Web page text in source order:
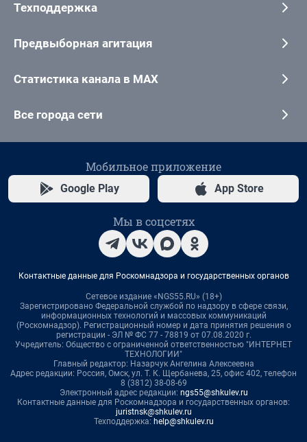
Техподдержка
Предвыборная агитация
Статистика канала в MAX
Все города сети
Мобильное приложение
Google Play App Store
Мы в соцсетях
Контактные данные для Роскомнадзора и государственных органов
Сетевое издание «NGS55.RU» (18+)
Зарегистрировано Федеральной службой по надзору в сфере связи,
информационных технологий и массовых коммуникаций
(Роскомнадзор). Регистрационный номер и дата принятия решения о
регистрации - ЭЛ № ФС 77 - 78819 от 07.08.2020 г.
Учредитель: Общество с ограниченной ответственностью "ИНТЕРНЕТ
ТЕХНОЛОГИИ"
Главный редактор: Назарчук Ангелина Алексеевна
Адрес редакции: Россия, Омск, ул. Т. К. Щербанева, 25, офис 402, телефон
8 (3812) 38-08-69
Электронный адрес редакции: ngs55@shkulev.ru
Контактные данные для Роскомнадзора и государственных органов:
juristnsk@shkulev.ru
Техподдержка: help@shkulev.ru